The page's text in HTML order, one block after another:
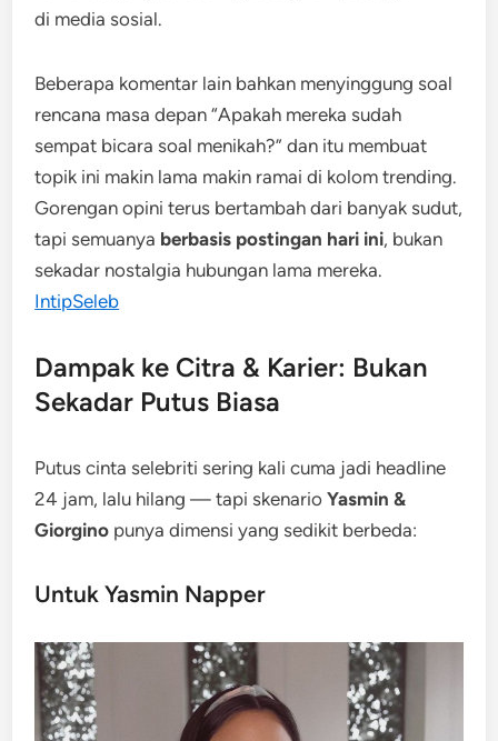
di media sosial.
Beberapa komentar lain bahkan menyinggung soal
rencana masa depan “Apakah mereka sudah
sempat bicara soal menikah?” dan itu membuat
topik ini makin lama makin ramai di kolom trending.
Gorengan opini terus bertambah dari banyak sudut,
tapi semuanya berbasis postingan hari ini, bukan
sekadar nostalgia hubungan lama mereka.
IntipSeleb
Dampak ke Citra & Karier: Bukan
Sekadar Putus Biasa
Putus cinta selebriti sering kali cuma jadi headline
24 jam, lalu hilang — tapi skenarioYasmin &
Giorgino punya dimensi yang sedikit berbeda:
Untuk Yasmin Napper